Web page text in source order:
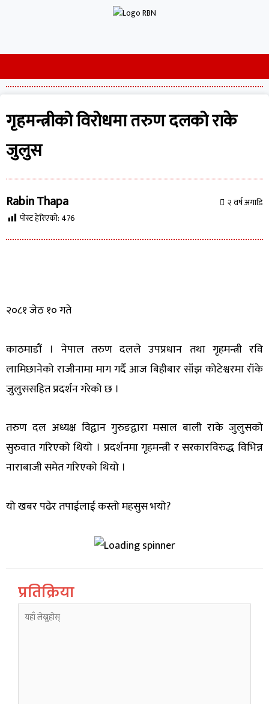
गृहमन्त्रीको विरोधमा तरुण दलको राके
जुलुस
Rabin Thapa २ वर्ष अगाडि
पोस्ट हेरिएको: 476
२०८१ जेठ १० गते
काठमाडौं । नेपाल तरुण दलले उपप्रधान तथा गृहमन्त्री रवि
लामिछानेको राजीनामा माग गर्दै आज बिहीबार साँझ कोटेश्वरमा राँके
जुलुससहित प्रदर्शन गरेको छ ।
तरुण दल अध्यक्ष विद्वान गुरुङद्वारा मसाल बाली राके जुलुसको
सुरुवात गरिएको थियो । प्रदर्शनमा गृहमन्त्री र सरकारविरुद्ध विभिन्न
नाराबाजी समेत गरिएको थियो ।
यो खबर पढेर तपाईलाई कस्तो महसुस भयो?
प्रतिक्रिया